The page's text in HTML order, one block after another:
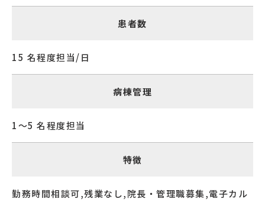
患者数
15 名程度担当/日
病棟管理
1～5 名程度担当
特徴
勤務時間相談可,残業なし,院長・管理職募集,電子カル